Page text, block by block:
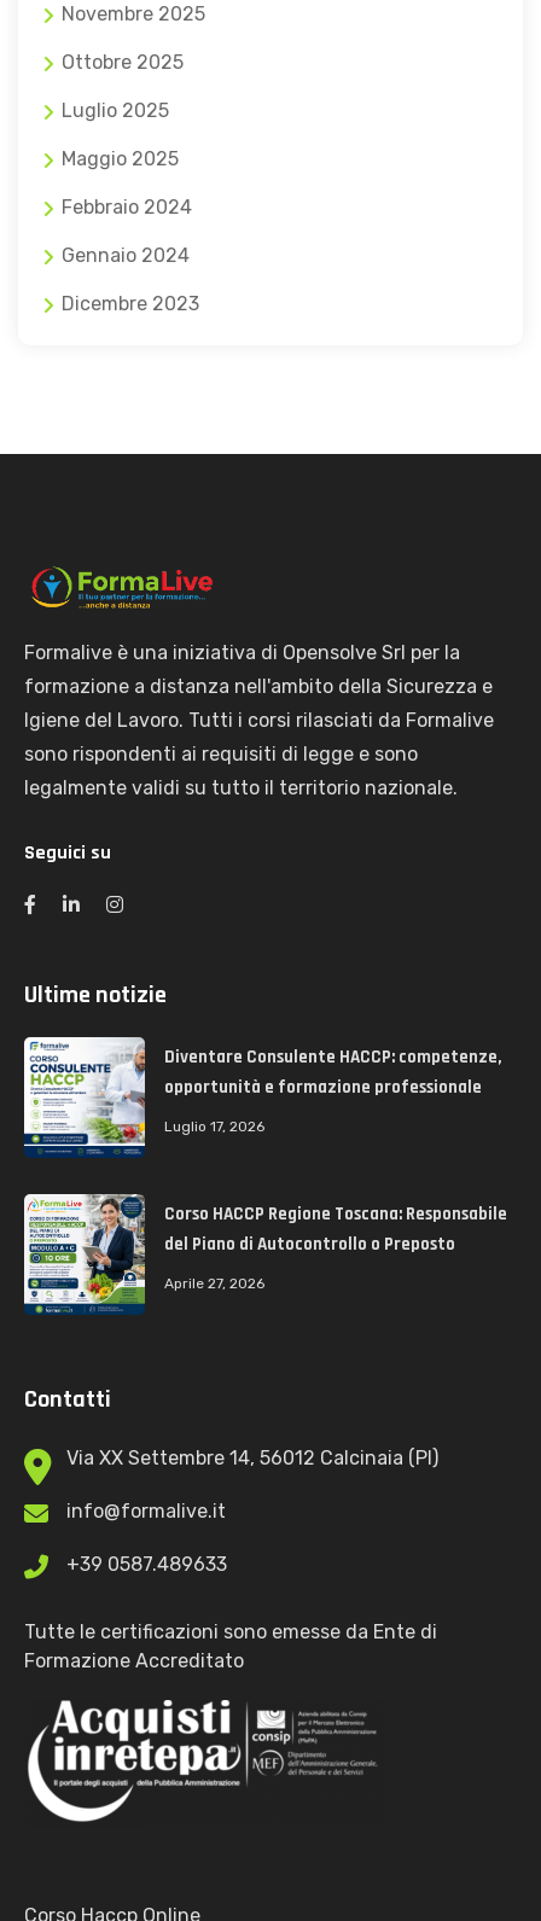
Novembre 2025
Ottobre 2025
Luglio 2025
Maggio 2025
Febbraio 2024
Gennaio 2024
Dicembre 2023
Formalive è una iniziativa di Opensolve Srl per la
formazione a distanza nell'ambito della Sicurezza e
Igiene del Lavoro. Tutti i corsi rilasciati da Formalive
sono rispondenti ai requisiti di legge e sono
legalmente validi su tutto il territorio nazionale.
Seguici su
Ultime notizie
Diventare Consulente HACCP: competenze,
opportunità e formazione professionale
Luglio 17, 2026
Corso HACCP Regione Toscana: Responsabile
del Piano di Autocontrollo o Preposto
Aprile 27, 2026
Contatti
Via XX Settembre 14, 56012 Calcinaia (PI)
info@formalive.it
+39 0587.489633
Tutte le certificazioni sono emesse da Ente di
Formazione Accreditato
Corso Haccp Online